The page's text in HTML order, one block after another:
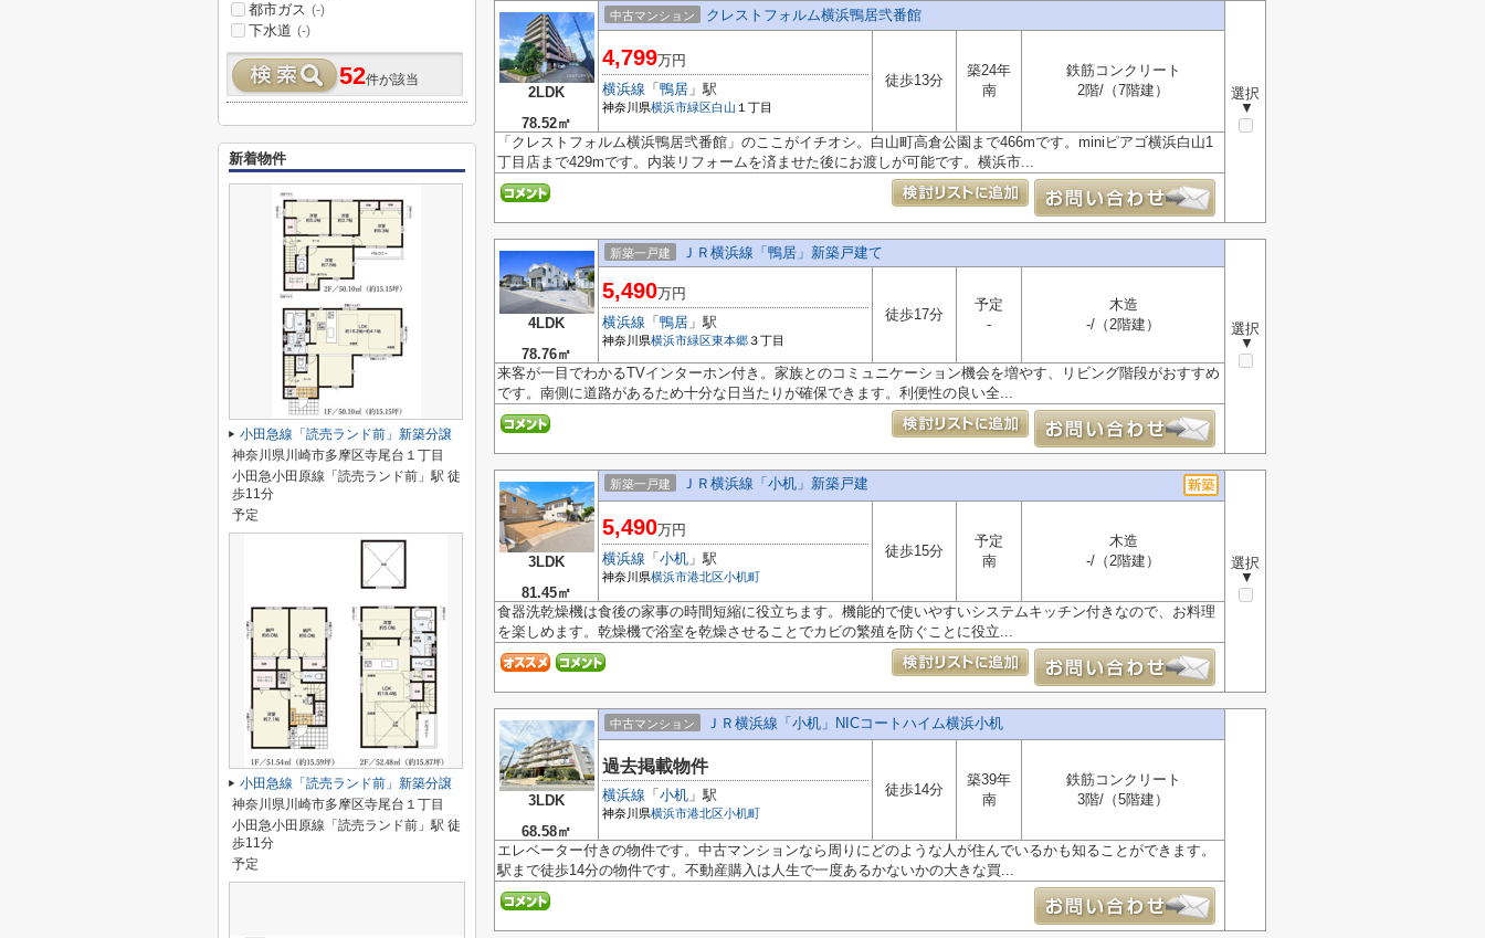
2LDK
78.52㎡
中古マンション クレストフォルム横浜鴨居弐番館
選択
▼
4,799万円
横浜線 「 鴨居 」駅
神奈川県横浜市緑区白山 １丁目
徒歩13分
築24年
南
鉄筋コンクリート
2階/（7階建）
「クレストフォルム横浜鴨居弐番館」のここがイチオシ。白山町高倉公園まで466mです。miniピアゴ横浜白山1
丁目店まで429mです。内装リフォームを済ませた後にお渡しが可能です。横浜市...
4LDK
78.76㎡
新築一戸建 ＪＲ横浜線「鴨居」新築戸建て
選択
▼
5,490万円
横浜線 「 鴨居 」駅
神奈川県横浜市緑区東本郷３丁目
徒歩17分
予定
-
木造
-/（2階建）
来客が一目でわかるTVインターホン付き。家族とのコミュニケーション機会を増やす、リビング階段がおすすめ
です。南側に道路があるため十分な日当たりが確保できます。利便性の良い全...
3LDK
81.45㎡
新築一戸建 ＪＲ横浜線「小机」新築戸建
選択
▼
5,490万円
横浜線 「 小机 」駅
神奈川県横浜市港北区小机町
徒歩15分
予定
南
木造
-/（2階建）
食器洗乾燥機は食後の家事の時間短縮に役立ちます。機能的で使いやすいシステムキッチン付きなので、お料理
を楽しめます。乾燥機で浴室を乾燥させることでカビの繁殖を防ぐことに役立...
3LDK
68.58㎡
中古マンション ＪＲ横浜線「小机」NICコートハイム横浜小机
過去掲載物件
横浜線 「 小机 」駅
神奈川県横浜市港北区小机町
徒歩14分
築39年
南
鉄筋コンクリート
3階/（5階建）
エレベーター付きの物件です。中古マンションなら周りにどのような人が住んでいるかも知ることができます。
駅まで徒歩14分の物件です。不動産購入は人生で一度あるかないかの大きな買...
都市ガス (-)
下水道 (-)
52件が該当
新着物件
小田急線「読売ランド前」新築分譲
神奈川県川崎市多摩区寺尾台１丁目
小田急小田原線「読売ランド前」駅 徒
歩11分
予定
小田急線「読売ランド前」新築分譲
神奈川県川崎市多摩区寺尾台１丁目
小田急小田原線「読売ランド前」駅 徒
歩11分
予定